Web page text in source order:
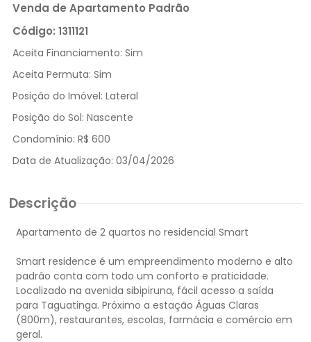
Venda de Apartamento Padrão
Código: 1311121
Aceita Financiamento: Sim
Aceita Permuta: Sim
Posição do Imóvel: Lateral
Posição do Sol: Nascente
Condomínio: R$ 600
Data de Atualização: 03/04/2026
Descrição
Apartamento de 2 quartos no residencial Smart
Smart residence é um empreendimento moderno e alto
padrão conta com todo um conforto e praticidade.
Localizado na avenida sibipiruna, fácil acesso a saída
para Taguatinga. Próximo a estação Águas Claras
(800m), restaurantes, escolas, farmácia e comércio em
geral.